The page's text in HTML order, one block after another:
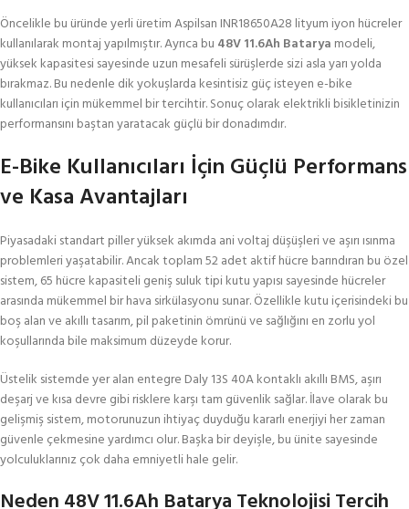
Öncelikle bu üründe yerli üretim Aspilsan INR18650A28 lityum iyon hücreler
kullanılarak montaj yapılmıştır. Ayrıca bu 48V 11.6Ah Batarya modeli,
yüksek kapasitesi sayesinde uzun mesafeli sürüşlerde sizi asla yarı yolda
bırakmaz. Bu nedenle dik yokuşlarda kesintisiz güç isteyen e-bike
kullanıcıları için mükemmel bir tercihtir. Sonuç olarak elektrikli bisikletinizin
performansını baştan yaratacak güçlü bir donadımdır.
E-Bike Kullanıcıları İçin Güçlü Performans
ve Kasa Avantajları
Piyasadaki standart piller yüksek akımda ani voltaj düşüşleri ve aşırı ısınma
problemleri yaşatabilir. Ancak toplam 52 adet aktif hücre barındıran bu özel
sistem, 65 hücre kapasiteli geniş suluk tipi kutu yapısı sayesinde hücreler
arasında mükemmel bir hava sirkülasyonu sunar. Özellikle kutu içerisindeki bu
boş alan ve akıllı tasarım, pil paketinin ömrünü ve sağlığını en zorlu yol
koşullarında bile maksimum düzeyde korur.
Üstelik sistemde yer alan entegre Daly 13S 40A kontaklı akıllı BMS, aşırı
deşarj ve kısa devre gibi risklere karşı tam güvenlik sağlar. İlave olarak bu
gelişmiş sistem, motorunuzun ihtiyaç duyduğu kararlı enerjiyi her zaman
güvenle çekmesine yardımcı olur. Başka bir deyişle, bu ünite sayesinde
yolculuklarınız çok daha emniyetli hale gelir.
Neden 48V 11.6Ah Batarya Teknolojisi Tercih